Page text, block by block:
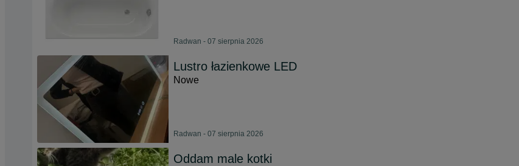
Radwan - 07 sierpnia 2026
Lustro łazienkowe LED
Nowe
Radwan - 07 sierpnia 2026
Oddam male kotki